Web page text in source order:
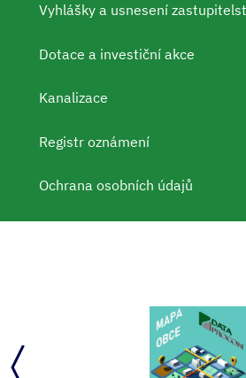
Vyhlášky a usnesení
Dotace a investiční akce
Kanalizace
Registr oznámení
Ochrana osobních údajů